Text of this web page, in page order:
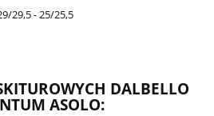
29,5 - 25/25,5
DALBELLO
ASOLO: